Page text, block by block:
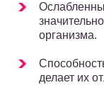
организма.
делает их